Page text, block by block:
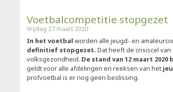
Voetbalcompetitie stopgezet
Vrijdag 27 maart 2020
In het voetbal worden alle jeugd- en
definitief stopgezet. Dat heeft de crisiscel
volksgezondheid. De stand van 12 maart
geldt voor alle afdelingen en reeksen van het
profvoetbal is er nog geen beslissing.